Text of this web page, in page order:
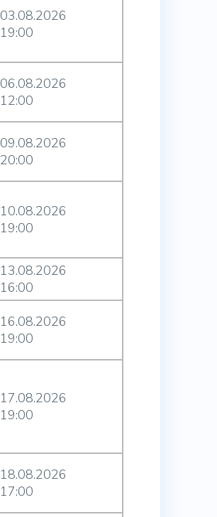
03.08.2026
19:00
06.08.2026
12:00
09.08.2026
20:00
10.08.2026
19:00
13.08.2026
16:00
16.08.2026
19:00
17.08.2026
19:00
18.08.2026
17:00